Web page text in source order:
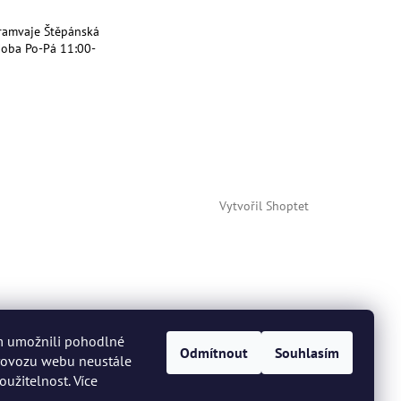
umožnili pohodlné
webu neustále
Více
Odmítnout Souhlasím
Štěpánská
Po-Pá 11:00-
Vytvořil Shoptet